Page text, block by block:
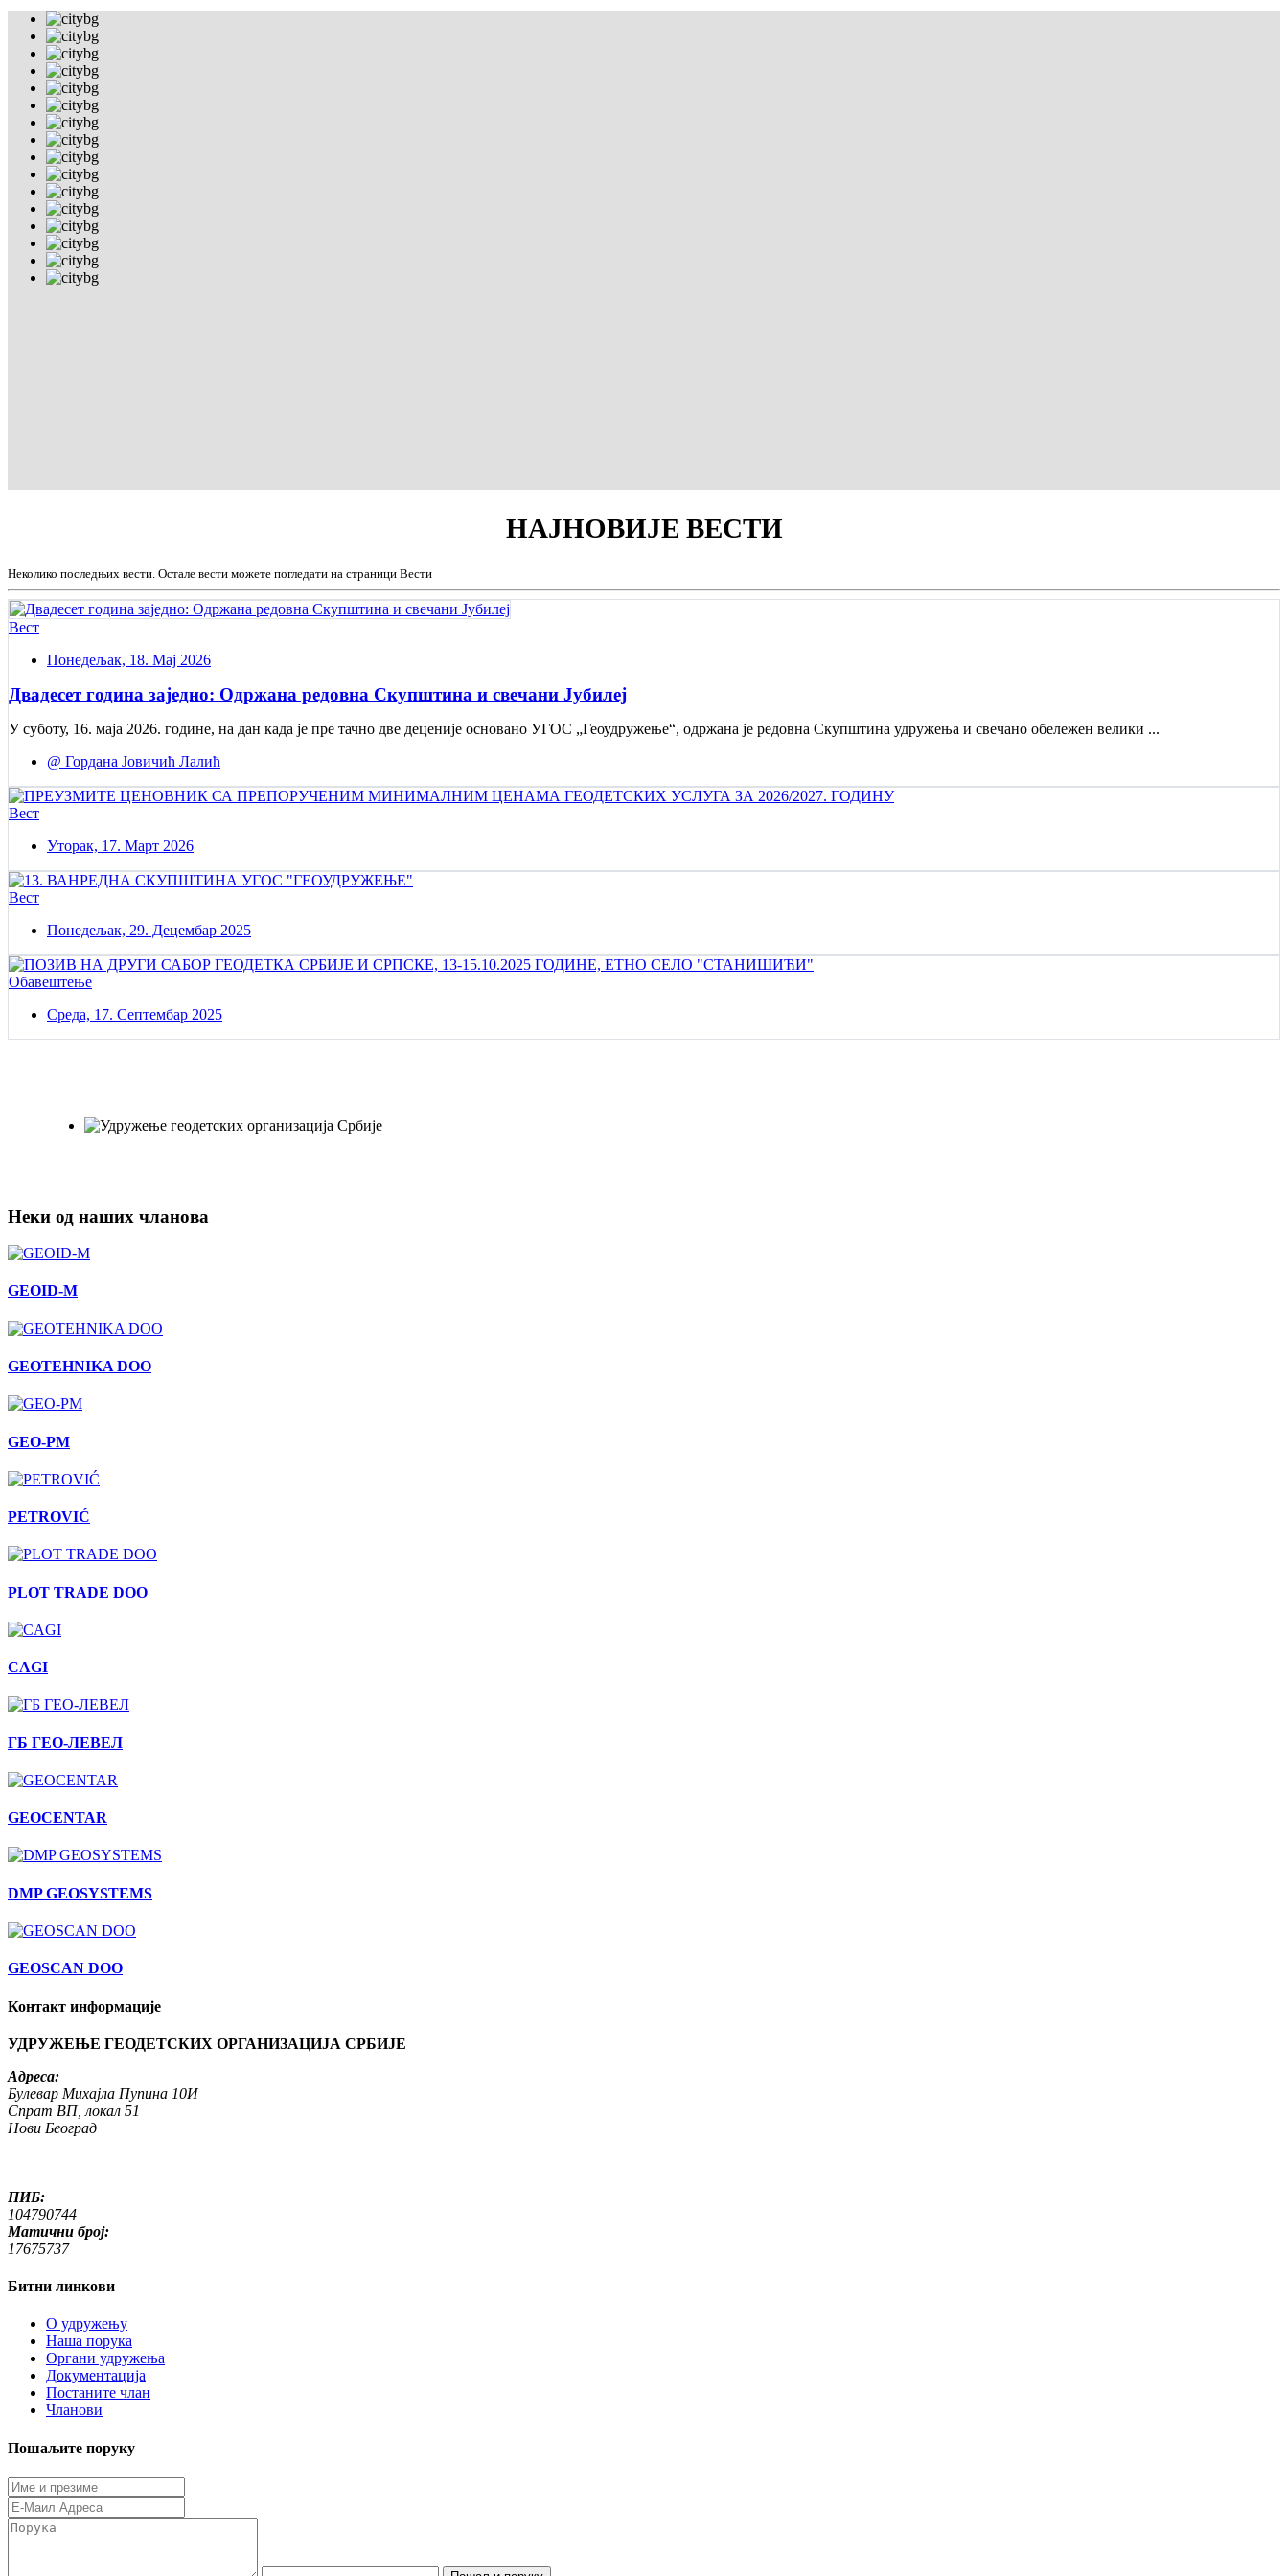
НАЈНОВИЈЕ ВЕСТИ
Неколико последњих вести. Остале вести можете погледати на страници Вести
Вест
Понедељак, 18. Мај 2026
Двадесет година заједно: Одржана редовна Скупштина и свечани Jубилеј
У суботу, 16. маја 2026. године, на дан када је пре тачно две деценије основано УГОС „Геоудружење“, одржана је редовна Скупштина удружења и свечано обележен велики ...
@ Гордана Јовичић Лалић
Вест
Уторак, 17. Март 2026
Вест
Понедељак, 29. Децембар 2025
Обавештење
Среда, 17. Септембар 2025
Неки од наших чланова
GEOID-M
GEOTEHNIKA DOO
GEO-PM
PETROVIĆ
PLOT TRADE DOO
CAGI
ГБ ГЕО-ЛЕВЕЛ
GEOCENTAR
DMP GEOSYSTEMS
GEOSCAN DOO
Контакт информације
УДРУЖЕЊЕ ГЕОДЕТСКИХ ОРГАНИЗАЦИЈА СРБИЈЕ
Адреса:
Булевар Михајла Пупина 10И
Спрат ВП, локал 51
Нови Београд
ПИБ:
104790744
Матични број:
17675737
Битни линкови
O удружењу
Наша порука
Органи удружења
Документација
Постаните члан
Чланови
Пошаљите поруку